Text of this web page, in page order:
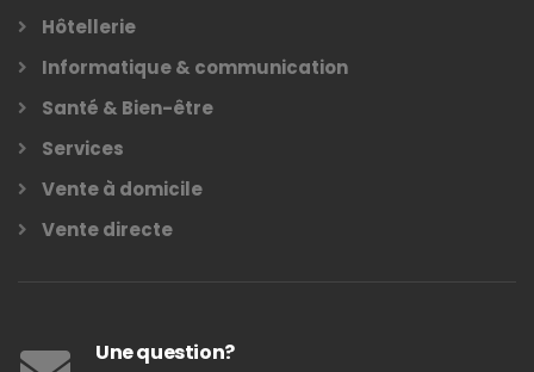
Hôtellerie
Informatique & communication
Santé & Bien-être
Services
Vente à domicile
Vente directe
Une question?